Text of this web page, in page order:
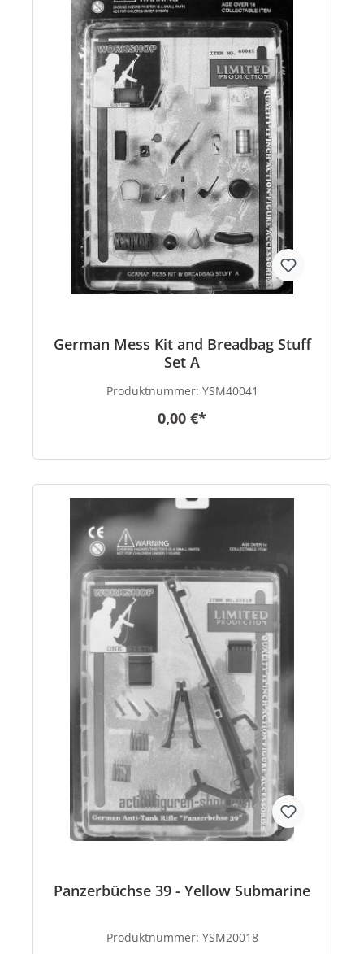
German Mess Kit and Breadbag Stuff
Set A
Produktnummer: YSM40041
0,00 €*
Panzerbüchse 39 - Yellow Submarine
Produktnummer: YSM20018